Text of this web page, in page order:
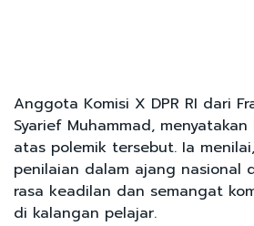
Anggota Komisi X DPR RI dari
Syarief Muhammad,
atas polemik tersebut. Ia
penilaian dalam ajang nasional
rasa keadilan dan semangat
di kalangan pelajar.